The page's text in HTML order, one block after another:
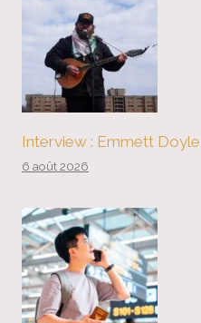
Interview : Emmett
6 août 2026